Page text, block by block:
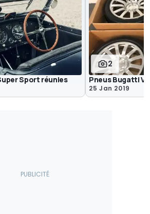
Sport réunies
2
Pneus Bugatti
25 Jan 2019